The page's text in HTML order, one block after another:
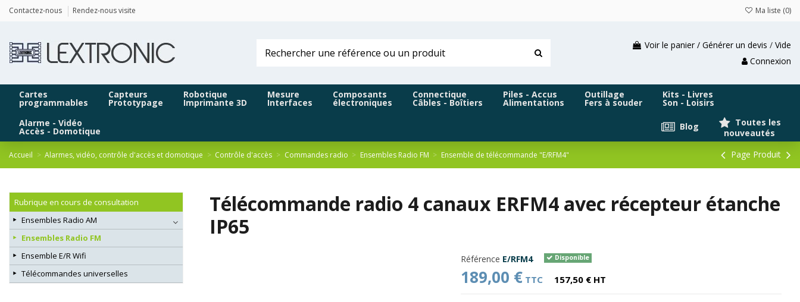
Contactez-nous Rendez-nous visite Ma liste (0)
Voir le panier / Générer un devis / Vide
Connexion
Cartes
programmables
Capteurs
Prototypage
Robotique
Imprimante 3D
Mesure
Interfaces
Composants
électroniques
Connectique
Câbles - Boîtiers
Piles - Accus
Alimentations
Outillage
Fers à souder
Kits - Livres
Son - Loisirs
Alarme - Vidéo
Accès - Domotique
Toutes les
nouveautés
Blog
Accueil Alarmes, vidéo, contrôle d'accès et domotique Contrôle d'accès Commandes radio Ensembles Radio FM Ensemble de télécommande "E/RFM4" Page Produit
Télécommande radio 4 canaux ERFM4 avec récepteur étanche
IP65
Référence E/RFM4 Disponible
189,00 € TTC 157,50 € HT
Rubrique en cours de consultation
Ensembles Radio AM
Ensembles Radio FM
Ensemble E/R Wifi
Télécommandes universelles
Panneau de gestion des cookies